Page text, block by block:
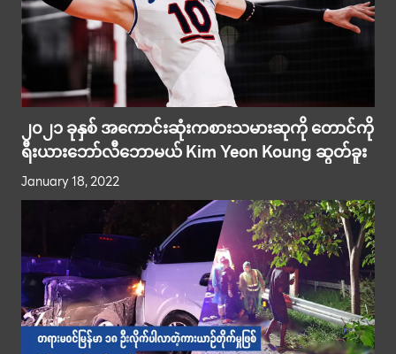
၂၀၂၁ ခုနှစ် အကောင်းဆုံးကစားသမားဆုကို တောင်ကို
ရီးယားဘော်လီဘောမယ် Kim Yeon Koung ဆွတ်ခူး
January 18, 2022